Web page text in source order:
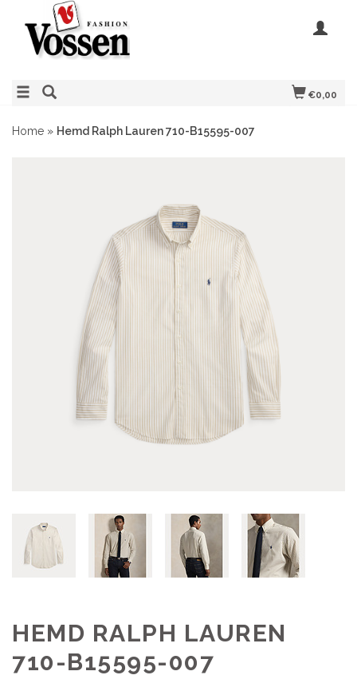
€0,00
Home » Hemd Ralph Lauren 710-B15595-007
HEMD RALPH LAUREN
710-B15595-007